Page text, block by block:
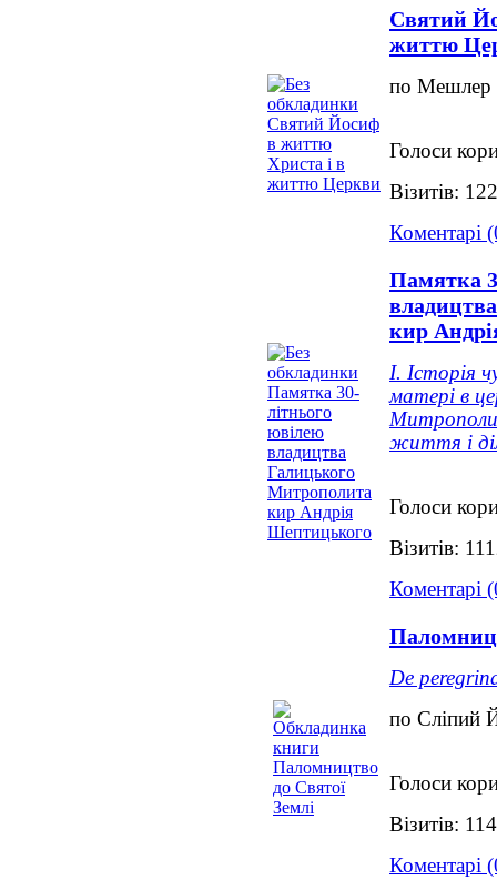
Святий
життю
по Мешлер
Голоси
Візитів:
Коментарі
Памятка
кир
І. Історія
матері в
життя і
Голоси
Візитів:
Коментарі
De
по Сліпий
Голоси
Візитів:
Коментарі